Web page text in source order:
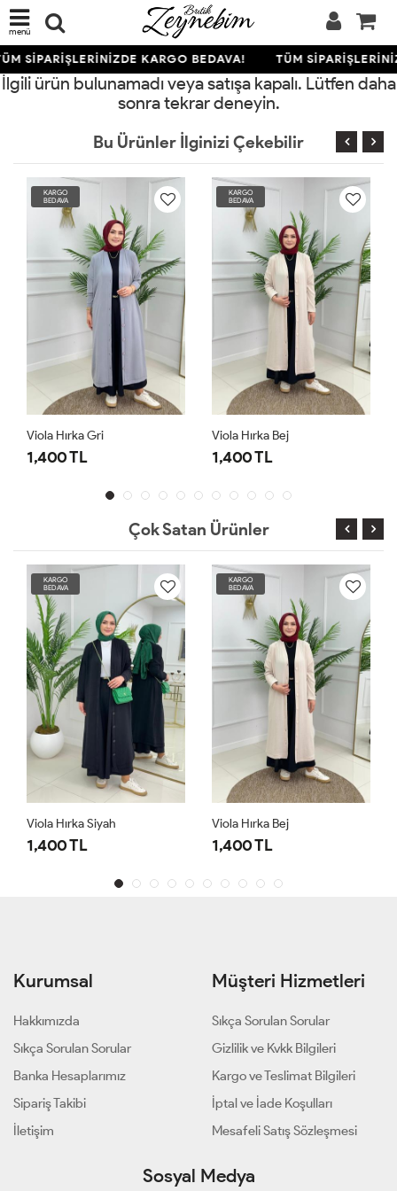
menü
SİPARİŞLERİNİZDE KARGO BEDAVA! TÜM
İlgili ürün bulunamadı veya satışa kapalı. Lütfen daha
sonra tekrar deneyin.
Bu Ürünler İlginizi Çekebilir
KARGO
BEDAVA
Viola Hırka Gri
1,400 TL
KARGO
BEDAVA
Viola Hırka Bej
1,400 TL
Çok Satan Ürünler
KARGO
BEDAVA
Viola Hırka Siyah
1,400 TL
KARGO
BEDAVA
Viola Hırka Bej
1,400 TL
Kurumsal
Hakkımızda
Sıkça Sorulan Sorular
Banka Hesaplarımız
Sipariş Takibi
İletişim
Müşteri Hizmetleri
Sıkça Sorulan Sorular
Gizlilik ve Kvkk Bilgileri
Kargo ve Teslimat Bilgileri
İptal ve İade Koşulları
Mesafeli Satış Sözleşmesi
Sosyal Medya